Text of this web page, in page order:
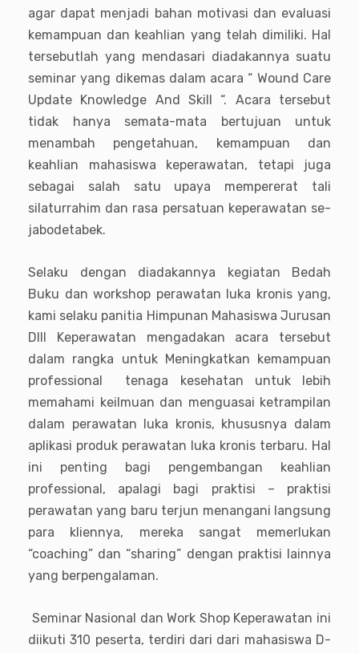
agar dapat menjadi bahan motivasi dan evaluasi
kemampuan dan keahlian yang telah dimiliki. Hal
tersebutlah yang mendasari diadakannya suatu
seminar yang dikemas dalam acara “ Wound Care
Update Knowledge And Skill “. Acara tersebut
tidak hanya semata-mata bertujuan untuk
menambah pengetahuan, kemampuan dan
keahlian mahasiswa keperawatan, tetapi juga
sebagai salah satu upaya mempererat tali
silaturrahim dan rasa persatuan keperawatan se-
jabodetabek.
Selaku dengan diadakannya kegiatan Bedah
Buku dan workshop perawatan luka kronis yang,
kami selaku panitia Himpunan Mahasiswa Jurusan
DIII Keperawatan mengadakan acara tersebut
dalam rangka untuk Meningkatkan kemampuan
professional tenaga kesehatan untuk lebih
memahami keilmuan dan menguasai ketrampilan
dalam perawatan luka kronis, khususnya dalam
aplikasi produk perawatan luka kronis terbaru. Hal
ini penting bagi pengembangan keahlian
professional, apalagi bagi praktisi – praktisi
perawatan yang baru terjun menangani langsung
para kliennya, mereka sangat memerlukan
“coaching” dan “sharing” dengan praktisi lainnya
yang berpengalaman.
Seminar Nasional dan Work Shop Keperawatan ini
diikuti 310 peserta, terdiri dari dari mahasiswa D-